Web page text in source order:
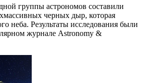
группы астрономов составили
черных дыр, которая
неба. Результаты исследования были
журнале Astronomy &